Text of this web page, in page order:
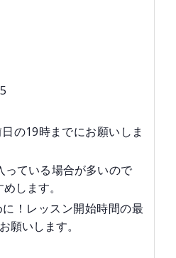
の19時までにお願いしま
っている場合が多いので
します。
！レッスン開始時間の最
願いします。